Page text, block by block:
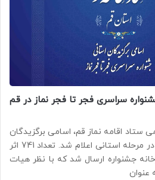
سراسری فجر تا فجر نماز در قم
ستاد اقامه نماز قم، اسامی برگزیدگان
جشنواره فجر تا فجر در مرحله استانی اعلام شد. تعداد 741 اثر
جشنواره ارسال شد که با نظر هیات